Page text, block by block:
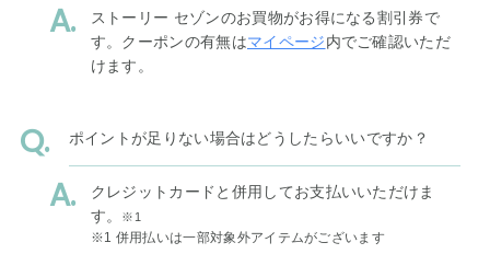
ストーリー セゾンのお買物がお得になる割引券で
す。クーポンの有無はマイページ内でご確認いただ
けます。
ポイントが足りない場合はどうしたらいいですか？
クレジットカードと併用してお支払いいただけま
す。
※1
※1 併用払いは一部対象外アイテムがございます